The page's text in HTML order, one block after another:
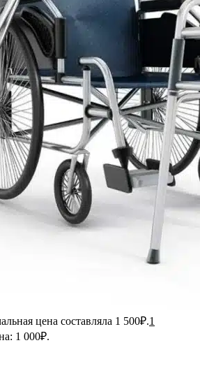
цена составляла 1 500₽.1
1 000₽.